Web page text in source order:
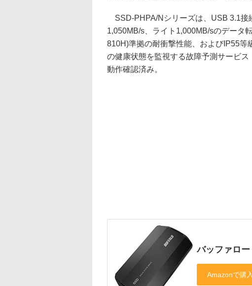
SSD-PHPA/Nシリーズは、USB 3.1接
1,050MB/s、ライト1,000MB/sのデータ
810H)準拠の耐衝撃性能、およびIP55
の健康状態を監視する故障予測サービ
動作確認済み。
バッファロ